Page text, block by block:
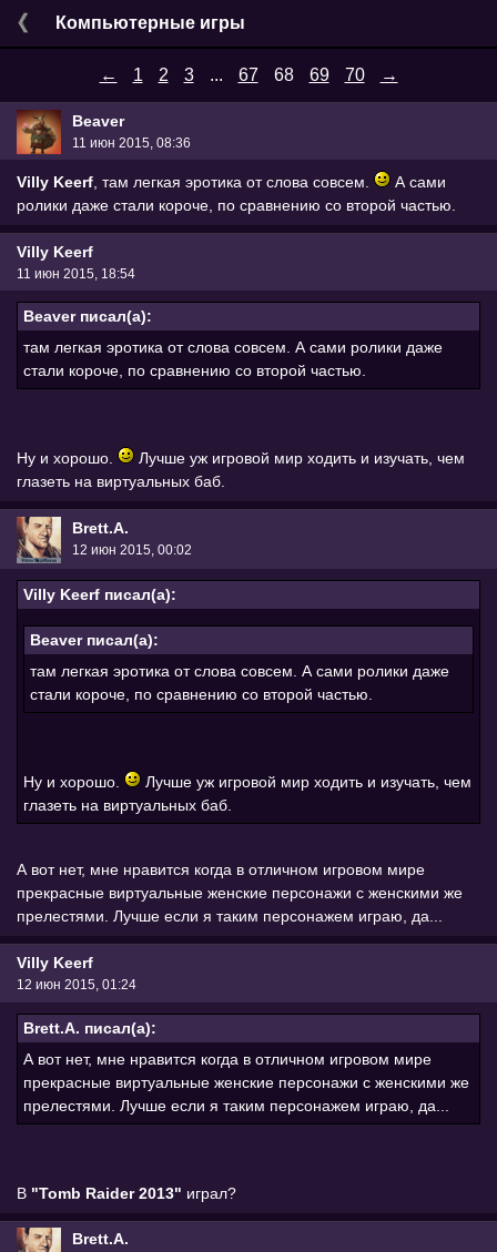
Компьютерные игры
← 1 2 3... 67 68 69 70 →
Beaver
11 июн 2015, 08:36
Villy Keerf , там легкая эротика от слова совсем.
А сами
ролики даже стали короче, по сравнению со второй частью.
Villy Keerf
11 июн 2015, 18:54
Beaver писал(а):
там легкая эротика от слова совсем. А сами ролики даже
стали короче, по сравнению со второй частью.
Ну и хорошо.
Лучше уж игровой мир ходить и изучать, чем
глазеть на виртуальных баб.
Brett.A.
12 июн 2015, 00:02
Villy Keerf писал(а):
Beaver писал(а):
там легкая эротика от слова совсем. А сами ролики даже
стали короче, по сравнению со второй частью.
Ну и хорошо.
Лучше уж игровой мир ходить и изучать, чем
глазеть на виртуальных баб.
А вот нет, мне нравится когда в отличном игровом мире
прекрасные виртуальные женские персонажи с женскими же
прелестями. Лучше если я таким персонажем играю, да...
Villy Keerf
12 июн 2015, 01:24
Brett.A. писал(а):
А вот нет, мне нравится когда в отличном игровом мире
прекрасные виртуальные женские персонажи с женскими же
прелестями. Лучше если я таким персонажем играю, да...
В "Tomb Raider 2013" играл?
Brett.A.